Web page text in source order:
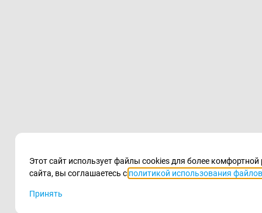
Этот сайт использует файлы cookies для более
сайта, вы соглашаетесь с политикой использования
Принять